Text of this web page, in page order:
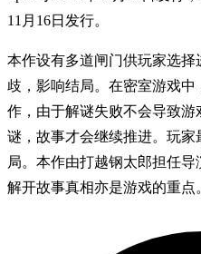
11月16日发行。
本作设有多道闸门供玩家选
歧，影响结局。在密室游戏
作，由于解谜失败不会导致
谜，故事才会继续推进。玩
局。本作由打越钢太郎担任导
解开故事真相亦是游戏的重点